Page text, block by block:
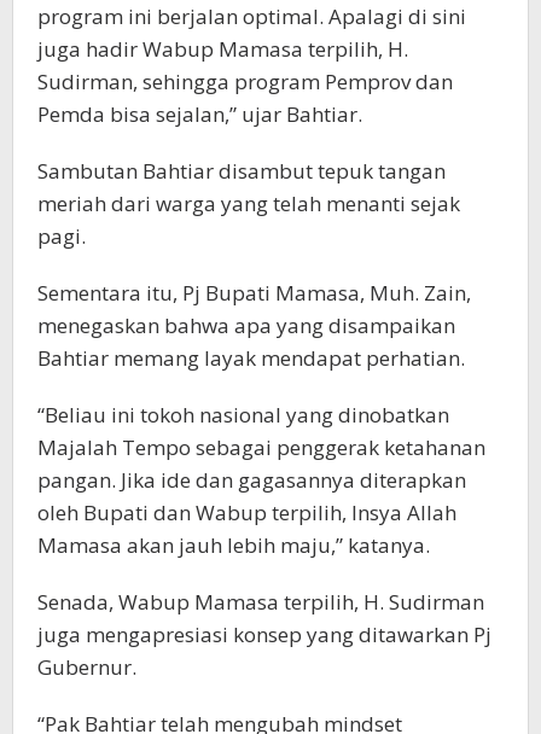
program ini berjalan optimal. Apalagi di sini
juga hadir Wabup Mamasa terpilih, H.
Sudirman, sehingga program Pemprov dan
Pemda bisa sejalan,” ujar Bahtiar.
Sambutan Bahtiar disambut tepuk tangan
meriah dari warga yang telah menanti sejak
pagi.
Sementara itu, Pj Bupati Mamasa, Muh. Zain,
menegaskan bahwa apa yang disampaikan
Bahtiar memang layak mendapat perhatian.
“Beliau ini tokoh nasional yang dinobatkan
Majalah Tempo sebagai penggerak ketahanan
pangan. Jika ide dan gagasannya diterapkan
oleh Bupati dan Wabup terpilih, Insya Allah
Mamasa akan jauh lebih maju,” katanya.
Senada, Wabup Mamasa terpilih, H. Sudirman
juga mengapresiasi konsep yang ditawarkan Pj
Gubernur.
“Pak Bahtiar telah mengubah mindset